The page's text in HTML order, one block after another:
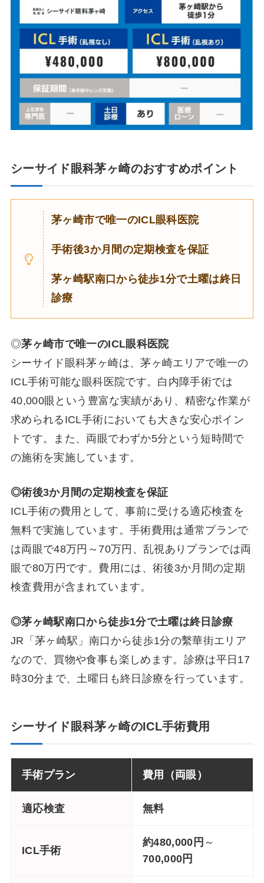
シーサイド眼科茅ヶ崎のおすすめポイント
茅ヶ崎市で唯一のICL眼科医院
手術後3か月間の定期検査を保証
茅ヶ崎駅南口から徒歩1分で土曜は終日
診療
◎茅ヶ崎市で唯一のICL眼科医院
シーサイド眼科茅ヶ崎は、茅ヶ崎エリアで唯一の
ICL手術可能な眼科医院です。白内障手術では
40,000眼という豊富な実績があり、精密な作業が
求められるICL手術においても大きな安心ポイン
トです。また、両眼でわずか5分という短時間で
の施術を実施しています。
◎術後3か月間の定期検査を保証
ICL手術の費用として、事前に受ける適応検査を
無料で実施しています。手術費用は通常プランで
は両眼で48万円～70万円、乱視ありプランでは両
眼で80万円です。費用には、術後3か月間の定期
検査費用が含まれています。
◎茅ヶ崎駅南口から徒歩1分で土曜は終日診療
JR「茅ヶ崎駅」南口から徒歩1分の繫華街エリア
なので、買物や食事も楽しめます。診療は平日17
時30分まで、土曜日も終日診療を行っています。
シーサイド眼科茅ヶ崎のICL手術費用
手術プラン 費用（両眼）
適応検査 無料
ICL手術
約480,000円 ～
700,000円